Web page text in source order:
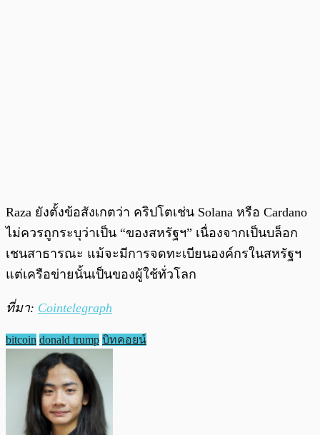
Raza ยังตั้งข้อสังเกตว่า คริปโตเช่น Solana หรือ Cardano
ไม่ควรถูกระบุว่าเป็น “ของสหรัฐฯ” เนื่องจากเป็นบล็อก
เชนสาธารณะ แม้จะมีการจดทะเบียนองค์กรในสหรัฐฯ
แต่เครือข่ายนั้นเป็นของผู้ใช้ทั่วโลก
ที่มา: Cointelegraph
bitcoin donald trump บิทคอยน์